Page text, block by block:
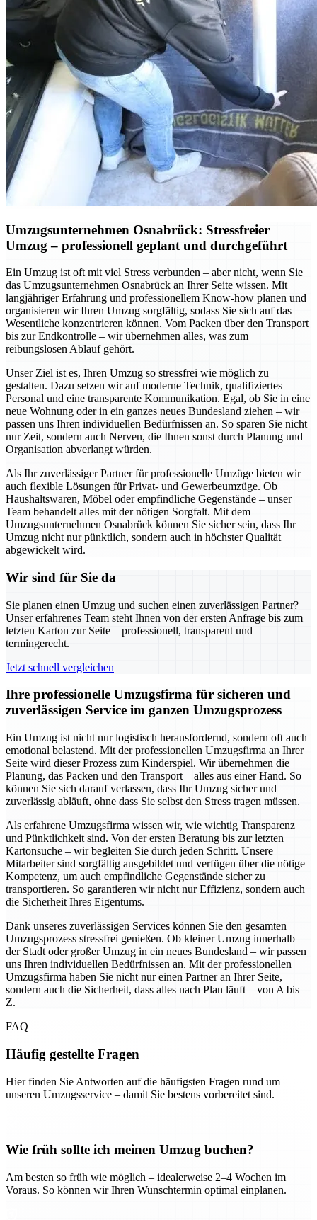
Umzugsunternehmen Osnabrück: Stressfreier
Umzug – professionell geplant und durchgeführt
Ein Umzug ist oft mit viel Stress verbunden – aber nicht, wenn Sie
das Umzugsunternehmen Osnabrück an Ihrer Seite wissen. Mit
langjähriger Erfahrung und professionellem Know-how planen und
organisieren wir Ihren Umzug sorgfältig, sodass Sie sich auf das
Wesentliche konzentrieren können. Vom Packen über den Transport
bis zur Endkontrolle – wir übernehmen alles, was zum
reibungslosen Ablauf gehört.
Unser Ziel ist es, Ihren Umzug so stressfrei wie möglich zu
gestalten. Dazu setzen wir auf moderne Technik, qualifiziertes
Personal und eine transparente Kommunikation. Egal, ob Sie in eine
neue Wohnung oder in ein ganzes neues Bundesland ziehen – wir
passen uns Ihren individuellen Bedürfnissen an. So sparen Sie nicht
nur Zeit, sondern auch Nerven, die Ihnen sonst durch Planung und
Organisation abverlangt würden.
Als Ihr zuverlässiger Partner für professionelle Umzüge bieten wir
auch flexible Lösungen für Privat- und Gewerbeumzüge. Ob
Haushaltswaren, Möbel oder empfindliche Gegenstände – unser
Team behandelt alles mit der nötigen Sorgfalt. Mit dem
Umzugsunternehmen Osnabrück können Sie sicher sein, dass Ihr
Umzug nicht nur pünktlich, sondern auch in höchster Qualität
abgewickelt wird.
Wir sind für Sie da
Sie planen einen Umzug und suchen einen zuverlässigen Partner?
Unser erfahrenes Team steht Ihnen von der ersten Anfrage bis zum
letzten Karton zur Seite – professionell, transparent und
termingerecht.
Jetzt schnell vergleichen
Ihre professionelle Umzugsfirma für sicheren und
zuverlässigen Service im ganzen Umzugsprozess
Ein Umzug ist nicht nur logistisch herausfordernd, sondern oft auch
emotional belastend. Mit der professionellen Umzugsfirma an Ihrer
Seite wird dieser Prozess zum Kinderspiel. Wir übernehmen die
Planung, das Packen und den Transport – alles aus einer Hand. So
können Sie sich darauf verlassen, dass Ihr Umzug sicher und
zuverlässig abläuft, ohne dass Sie selbst den Stress tragen müssen.
Als erfahrene Umzugsfirma wissen wir, wie wichtig Transparenz
und Pünktlichkeit sind. Von der ersten Beratung bis zur letzten
Kartonsuche – wir begleiten Sie durch jeden Schritt. Unsere
Mitarbeiter sind sorgfältig ausgebildet und verfügen über die nötige
Kompetenz, um auch empfindliche Gegenstände sicher zu
transportieren. So garantieren wir nicht nur Effizienz, sondern auch
die Sicherheit Ihres Eigentums.
Dank unseres zuverlässigen Services können Sie den gesamten
Umzugsprozess stressfrei genießen. Ob kleiner Umzug innerhalb
der Stadt oder großer Umzug in ein neues Bundesland – wir passen
uns Ihren individuellen Bedürfnissen an. Mit der professionellen
Umzugsfirma haben Sie nicht nur einen Partner an Ihrer Seite,
sondern auch die Sicherheit, dass alles nach Plan läuft – von A bis
Z.
FAQ
Häufig gestellte Fragen
Hier finden Sie Antworten auf die häufigsten Fragen rund um
unseren Umzugsservice – damit Sie bestens vorbereitet sind.
Wie früh sollte ich meinen Umzug buchen?
Am besten so früh wie möglich – idealerweise 2–4 Wochen im
Voraus. So können wir Ihren Wunschtermin optimal einplanen.